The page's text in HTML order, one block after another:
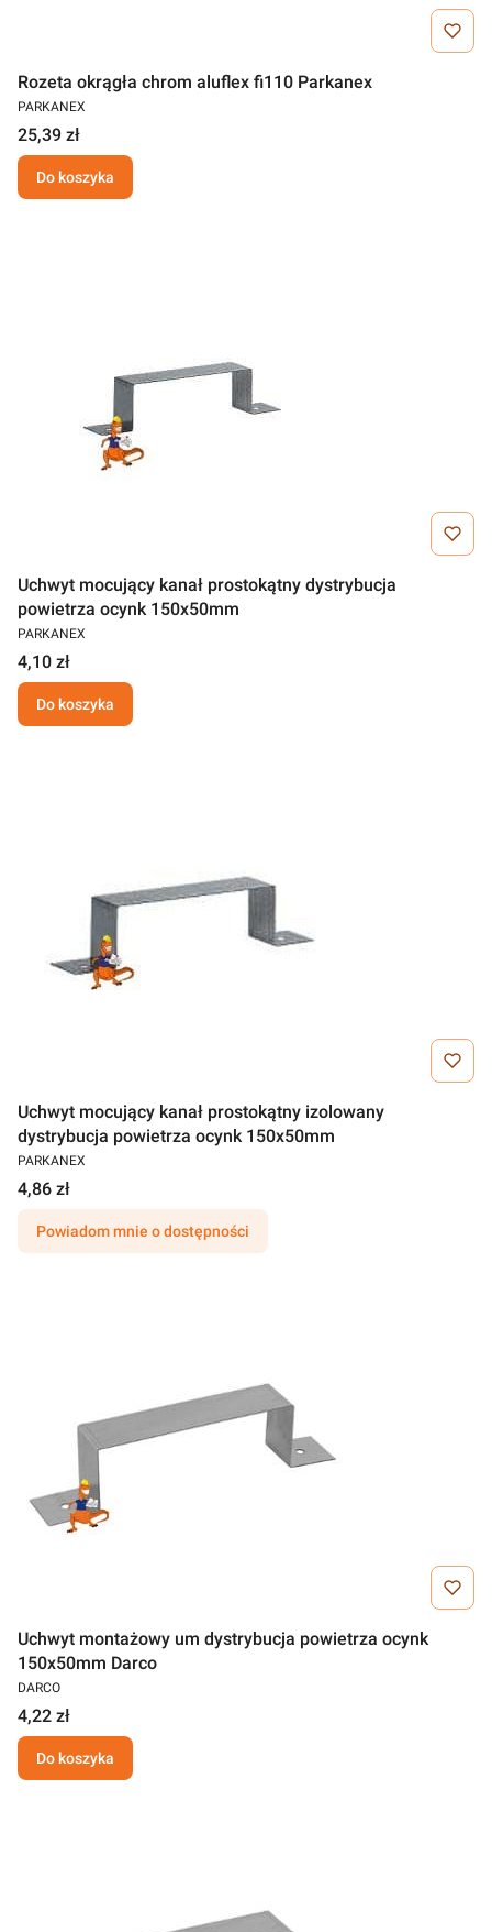
Rozeta okrągła chrom aluflex fi110 Parkanex
PARKANEX
25,39 zł
Do koszyka
Uchwyt mocujący kanał prostokątny dystrybucja
powietrza ocynk 150x50mm
PARKANEX
4,10 zł
Do koszyka
Uchwyt mocujący kanał prostokątny izolowany
dystrybucja powietrza ocynk 150x50mm
PARKANEX
4,86 zł
Powiadom mnie o dostępności
Uchwyt montażowy um dystrybucja powietrza ocynk
150x50mm Darco
DARCO
4,22 zł
Do koszyka